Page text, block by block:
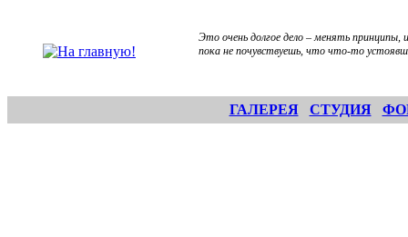
Это очень долгое дело – менять принципы,
пока не почувствуешь, что что-то
ГАЛЕРЕЯ СТУДИЯ